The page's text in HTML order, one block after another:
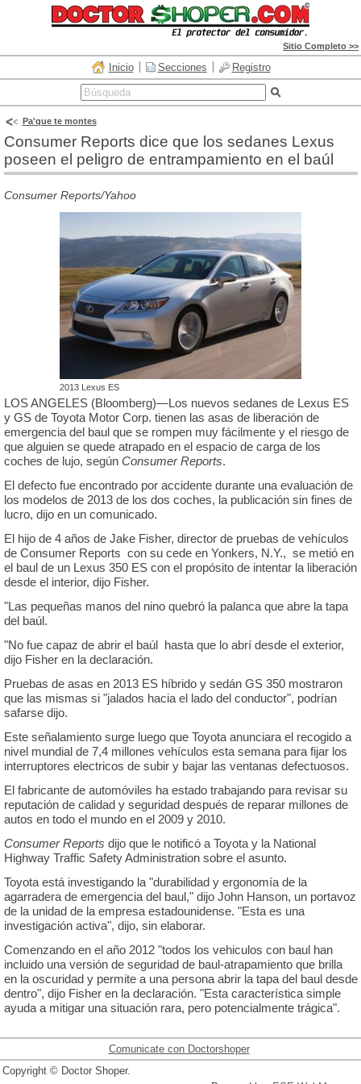
Sitio Completo >>
Inicio Secciones Registro
Pa'que te montes
Consumer Reports dice que los sedanes Lexus
poseen el peligro de entrampamiento en el baúl
Consumer Reports/Yahoo
2013 Lexus ES
LOS ANGELES (Bloomberg)—Los nuevos sedanes de Lexus ES
y GS de Toyota Motor Corp. tienen las asas de liberación de
emergencia del baul que se rompen muy fácilmente y el riesgo de
que alguien se quede atrapado en el espacio de carga de los
coches de lujo, según Consumer Reports.
El defecto fue encontrado por accidente durante una evaluación de
los modelos de 2013 de los dos coches, la publicación sin fines de
lucro, dijo en un comunicado.
El hijo de 4 años de Jake Fisher, director de pruebas de vehículos
de Consumer Reports con su cede en Yonkers, N.Y., se metió en
el baul de un Lexus 350 ES con el propósito de intentar la liberación
desde el interior, dijo Fisher.
"Las pequeñas manos del nino quebró la palanca que abre la tapa
del baúl.
"No fue capaz de abrir el baúl hasta que lo abrí desde el exterior,
dijo Fisher en la declaración.
Pruebas de asas en 2013 ES híbrido y sedán GS 350 mostraron
que las mismas si "jalados hacia el lado del conductor", podrían
safarse dijo.
Este señalamiento surge luego que Toyota anunciara el recogido a
nivel mundial de 7,4 millones vehículos esta semana para fijar los
interruptores electricos de subir y bajar las ventanas defectuosos.
El fabricante de automóviles ha estado trabajando para revisar su
reputación de calidad y seguridad después de reparar millones de
autos en todo el mundo en el 2009 y 2010.
Consumer Reports dijo que le notificó a Toyota y la National
Highway Traffic Safety Administration sobre el asunto.
Toyota está investigando la "durabilidad y ergonomía de la
agarradera de emergencia del baul," dijo John Hanson, un portavoz
de la unidad de la empresa estadounidense. "Esta es una
investigación activa", dijo, sin elaborar.
Comenzando en el año 2012 "todos los vehiculos con baul han
incluido una versión de seguridad de baul-atrapamiento que brilla
en la oscuridad y permite a una persona abrir la tapa del baul desde
dentro", dijo Fisher en la declaración. "Esta característica simple
ayuda a mitigar una situación rara, pero potencialmente trágica".
Comunicate con Doctorshoper
Copyright © Doctor Shoper.